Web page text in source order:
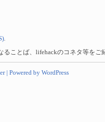
.
ることば、lifehackのコネタ等をご
| Powered by WordPress